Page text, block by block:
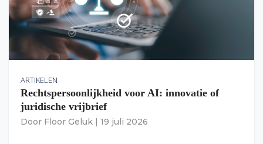
ARTIKELEN
Rechtspersoonlijkheid voor AI: innovatie of
juridische vrijbrief
Door Floor Geluk 19 juli 2026